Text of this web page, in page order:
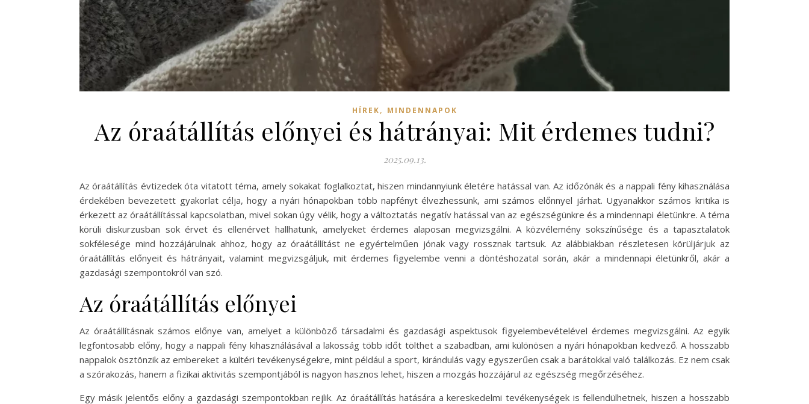
HÍREK, MINDENNAPOK
Az óraátállítás előnyei és hátrányai: Mit érdemes tudni?
2025.09.13.
Az óraátállítás évtizedek óta vitatott téma, amely sokakat foglalkoztat, hiszen mindannyiunk életére hatással van. Az időzónák és a nappali fény kihasználása
érdekében bevezetett gyakorlat célja, hogy a nyári hónapokban több napfényt élvezhessünk, ami számos előnnyel járhat. Ugyanakkor számos kritika is
érkezett az óraátállítással kapcsolatban, mivel sokan úgy vélik, hogy a változtatás negatív hatással van az egészségünkre és a mindennapi életünkre. A téma
körüli diskurzusban sok érvet és ellenérvet hallhatunk, amelyeket érdemes alaposan megvizsgálni. A közvélemény sokszínűsége és a tapasztalatok
sokfélesége mind hozzájárulnak ahhoz, hogy az óraátállítást ne egyértelműen jónak vagy rossznak tartsuk. Az alábbiakban részletesen körüljárjuk az
óraátállítás előnyeit és hátrányait, valamint megvizsgáljuk, mit érdemes figyelembe venni a döntéshozatal során, akár a mindennapi életünkről, akár a
gazdasági szempontokról van szó.
Az óraátállítás előnyei
Az óraátállításnak számos előnye van, amelyet a különböző társadalmi és gazdasági aspektusok figyelembevételével érdemes megvizsgálni. Az egyik
legfontosabb előny, hogy a nappali fény kihasználásával a lakosság több időt tölthet a szabadban, ami különösen a nyári hónapokban kedvező. A hosszabb
nappalok ösztönzik az embereket a kültéri tevékenységekre, mint például a sport, kirándulás vagy egyszerűen csak a barátokkal való találkozás. Ez nem csak
a szórakozás, hanem a fizikai aktivitás szempontjából is nagyon hasznos lehet, hiszen a mozgás hozzájárul az egészség megőrzéséhez.
Egy másik jelentős előny a gazdasági szempontokban rejlik. Az óraátállítás hatására a kereskedelmi tevékenységek is fellendülhetnek, hiszen a hosszabb